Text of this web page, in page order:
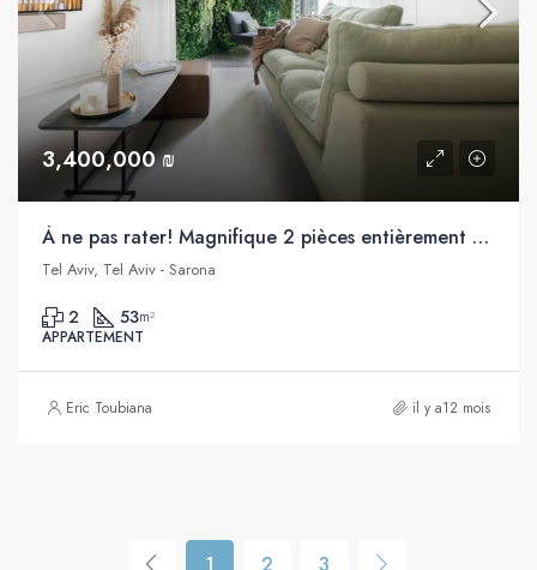
3,400,000 ₪
À ne pas rater! Magnifique 2 pièces entièrement rénové par un architecte, à vendre, Sarona, Tel Aviv
Tel Aviv, Tel Aviv - Sarona
2 53m²
APPARTEMENT
Eric Toubiana il y a12 mois
1 2 3